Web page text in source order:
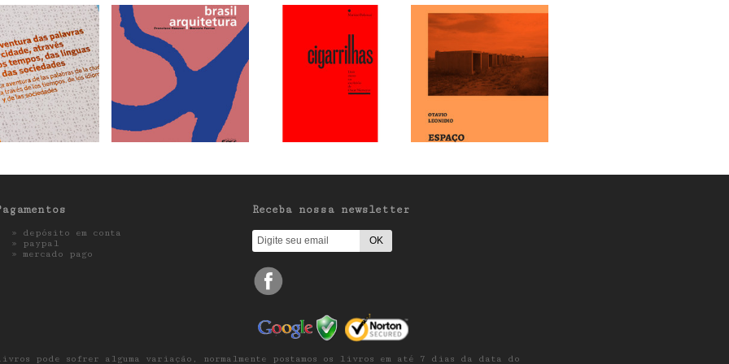
» depósito em conta
» paypal
» mercado pago
Receba nossa newsletter
pode sofrer alguma variação, normalmente postamos os livros em até 7 dias da data do